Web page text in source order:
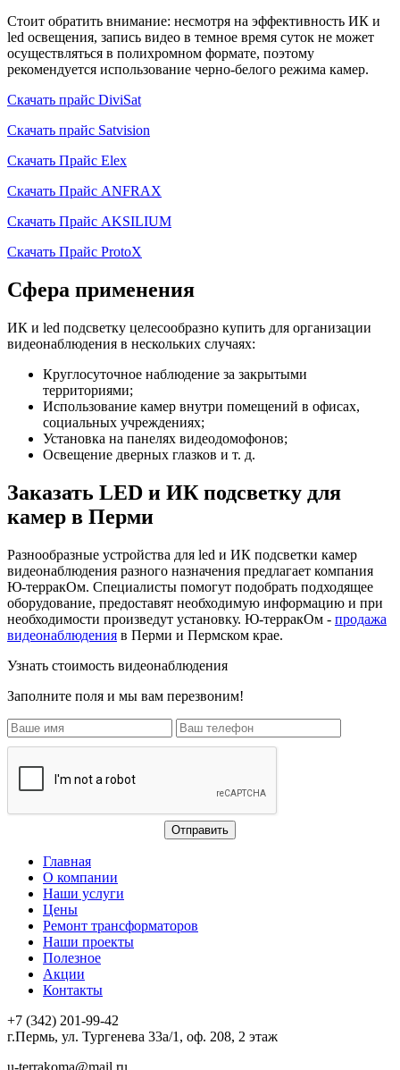
Стоит обратить внимание: несмотря на эффективность ИК и
led освещения, запись видео в темное время суток не может
осуществляться в полихромном формате, поэтому
рекомендуется использование черно-белого режима камер.
Скачать прайс DiviSat
Скачать прайс Satvision
Скачать Прайс Elex
Скачать Прайс ANFRAX
Скачать Прайс AKSILIUM
Скачать Прайс ProtoX
Сфера применения
ИК и led подсветку целесообразно купить для организации
видеонаблюдения в нескольких случаях:
Круглосуточное наблюдение за закрытыми
территориями;
Использование камер внутри помещений в офисах,
социальных учреждениях;
Установка на панелях видеодомофонов;
Освещение дверных глазков и т. д.
Заказать LED и ИК подсветку для
камер в Перми
Разнообразные устройства для led и ИК подсветки камер
видеонаблюдения разного назначения предлагает компания
Ю-терракОм. Специалисты помогут подобрать подходящее
оборудование, предоставят необходимую информацию и при
необходимости произведут установку. Ю-терракОм - продажа
видеонаблюдения в Перми и Пермском крае.
Узнать стоимость видеонаблюдения
Заполните поля и мы вам перезвоним!
Главная
О компании
Наши услуги
Цены
Ремонт трансформаторов
Наши проекты
Полезное
Акции
Контакты
+7 (342) 201-99-42
г.Пермь, ул. Тургенева 33а/1, оф. 208, 2 этаж
u-terrakoma@mail.ru